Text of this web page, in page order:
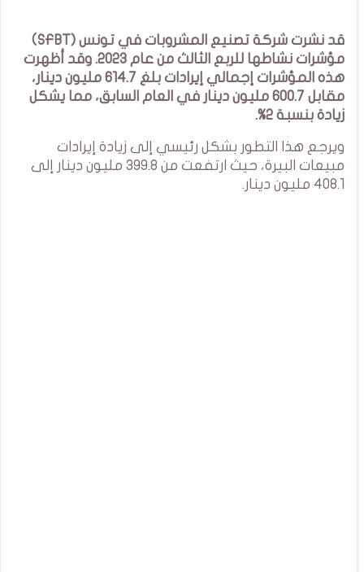
قد نشرت شركة تصنيع المشروبات في تونس (SFBT)
مؤشرات نشاطها للربع الثالث من عام 2023. وقد أظهرت
هذه المؤشرات إجمالي إيرادات بلغ 614.7 مليون دينار،
مقابل 600.7 مليون دينار في العام السابق، مما يشكل
زيادة بنسبة 2%.
ويرجع هذا التطور بشكل رئيسي إلى زيادة إيرادات
مبيعات البيرة، حيث ارتفعت من 399.8 مليون دينار إلى
408.1 مليون دينار.